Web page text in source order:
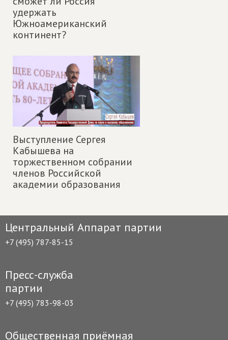
удержать
Южноамериканский
континент?
Выступление Сергея
Кабышева на
торжественном собрании
членов Российской
академии образования
Центральный Аппарат партии
+7 (495) 787-85-15
Пресс-служба
партии
+7 (495) 783-98-03
Общественная приёмная